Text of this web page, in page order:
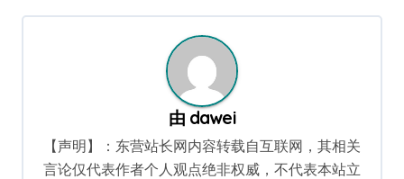
航
由 dawei
【声明】：东营站长网内容转载自互联网，其相关
言论仅代表作者个人观点绝非权威，不代表本站立